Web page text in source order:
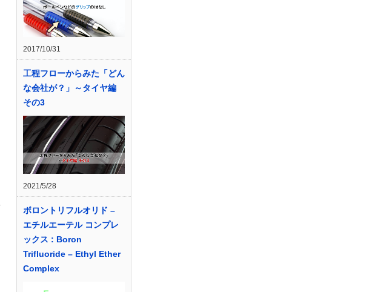
2017/10/31
工程フローからみた「どん
な会社が？」～タイヤ編
その3
2021/5/28
ボロントリフルオリド –
エチルエーテル コンプレ
ックス : Boron
Trifluoride – Ethyl Ether
Complex